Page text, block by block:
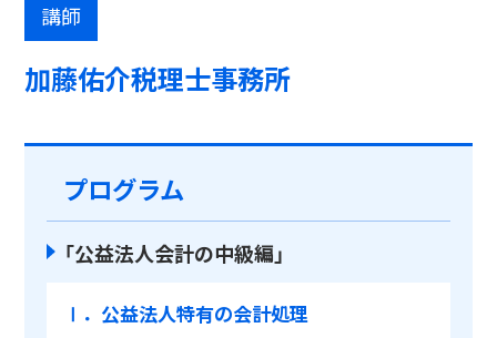
講師
加藤佑介税理士事務所
プログラム
「公益法人会計の中級編」
Ⅰ．公益法人特有の会計処理